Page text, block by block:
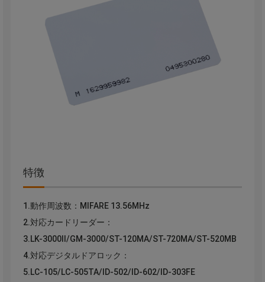
特徴
1.動作周波数：MIFARE 13.56MHz
2.対応カードリーダー：
3.LK-3000Ⅱ/GM-3000/ST-120MA/ST-720MA/ST-520MB
4.対応デジタルドアロック：
5.LC-105/LC-505TA/ID-502/ID-602/ID-303FE